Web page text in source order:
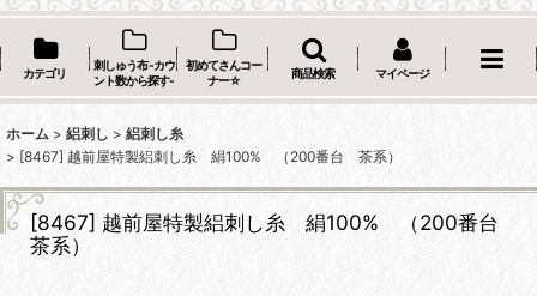
カテゴリ
刺しゅう布 -カウ
ント数から探す-
初めてさんコー
ナー☆
商品検索 マイページ
ホーム > 絽刺し > 絽刺し糸
> [8467] 越前屋特製絽刺し糸 絹100% （200番台 茶系）
[8467] 越前屋特製絽刺し糸 絹100% （200番台
茶系）